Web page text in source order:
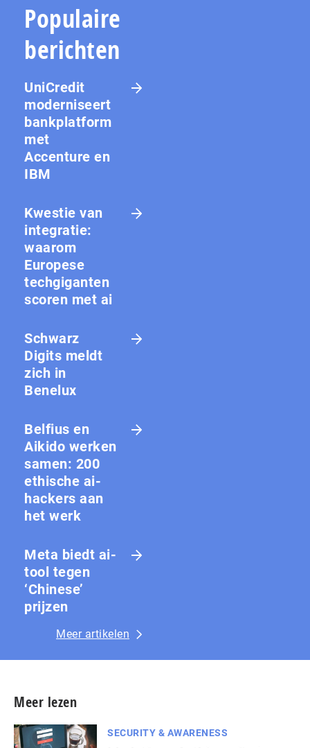
Populaire
berichten
UniCredit
moderniseert
bankplatform
met
Accenture en
IBM
Kwestie van
integratie:
waarom
Europese
techgiganten
scoren met ai
Schwarz
Digits meldt
zich in
Benelux
Belfius en
Aikido werken
samen: 200
ethische ai-
hackers aan
het werk
Meta biedt ai-
tool tegen
‘Chinese’
prijzen
Meer artikelen
Meer lezen
SECURITY & AWARENESS